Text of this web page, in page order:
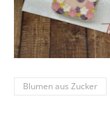
Blumen aus Zucker